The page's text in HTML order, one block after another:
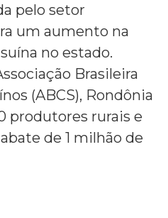
pelo setor
um aumento na
no estado.
Brasileira
(ABCS), Rondônia
produtores rurais e
de 1 milhão de